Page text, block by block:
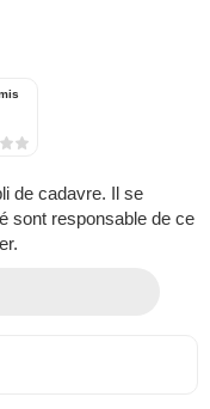
de cadavre. Il se
sont responsable de ce